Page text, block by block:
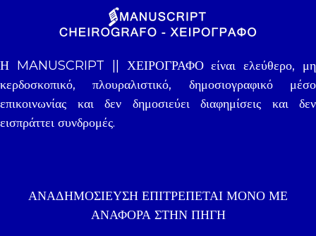
Η MANUSCRIPT || ΧΕΙΡΟΓΡΑΦΟ είναι ελεύθερο, μη
κερδοσκοπικό, πλουραλιστικό, δημοσιογραφικό μέσο
επικοινωνίας και δεν δημοσιεύει διαφημίσεις και δεν
εισπράττει συνδρομές.
ΑΝΑΔΗΜΟΣΊΕΥΣΗ ΕΠΙΤΡΈΠΕΤΑΙ ΜΌΝΟ ΜΕ
ΑΝΑΦΟΡΑ ΣΤΗΝ ΠΗΓΉ